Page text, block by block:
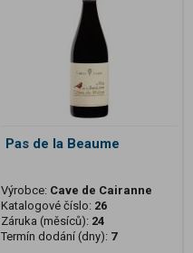
Pas de la Beaume
Výrobce: Cave de Cairanne
Katalogové číslo: 26
Záruka (měsíců): 24
Termín dodání (dny): 7